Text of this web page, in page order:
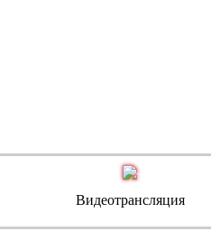
Видеотрансляция